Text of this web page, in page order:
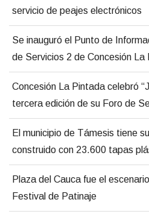
servicio de peajes electrónicos
Se inauguró el Punto de
de Servicios 2 de Concesión La
Concesión La Pintada celebró
tercera edición de su Foro de
El municipio de Támesis tiene
construido con 23.600 tapas
Plaza del Cauca fue el
Festival de Patinaje